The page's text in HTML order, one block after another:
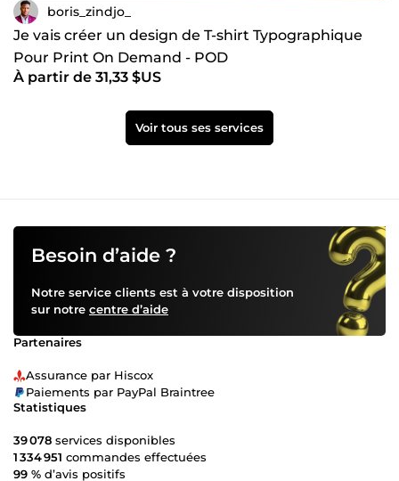
boris_zindjo_
Je vais créer un design de T-shirt Typographique
Pour Print On Demand - POD
À partir de 31,33 $US
Voir tous ses services
Besoin d’aide ?
Notre service clients est à votre disposition
sur notre centre d’aide
Partenaires
Assurance par Hiscox
Paiements par PayPal Braintree
Statistiques
39 078 services disponibles
1 334 951 commandes effectuées
99 % d’avis positifs